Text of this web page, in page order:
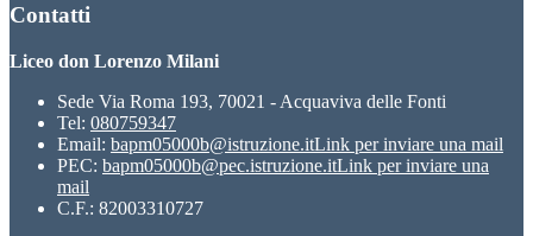
Contatti
Liceo don Lorenzo Milani
Sede Via Roma 193, 70021 - Acquaviva delle Fonti
Tel: 080759347
Email: bapm05000b@istruzione.itLink per inviare una mail
PEC: bapm05000b@pec.istruzione.itLink per inviare una
mail
C.F.: 82003310727